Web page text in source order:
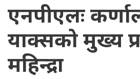
एनपीएलः
याक्सको मुख्य
महिन्द्रा